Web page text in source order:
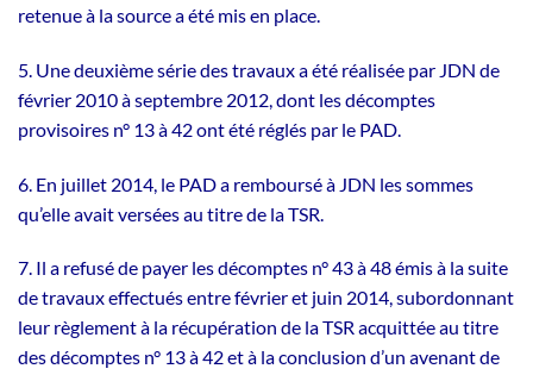
retenue à la source a été mis en place.
5. Une deuxième série des travaux a été réalisée par JDN de
février 2010 à septembre 2012, dont les décomptes
provisoires n° 13 à 42 ont été réglés par le PAD.
6. En juillet 2014, le PAD a remboursé à JDN les sommes
qu’elle avait versées au titre de la TSR.
7. Il a refusé de payer les décomptes n° 43 à 48 émis à la suite
de travaux effectués entre février et juin 2014, subordonnant
leur règlement à la récupération de la TSR acquittée au titre
des décomptes n° 13 à 42 et à la conclusion d’un avenant de